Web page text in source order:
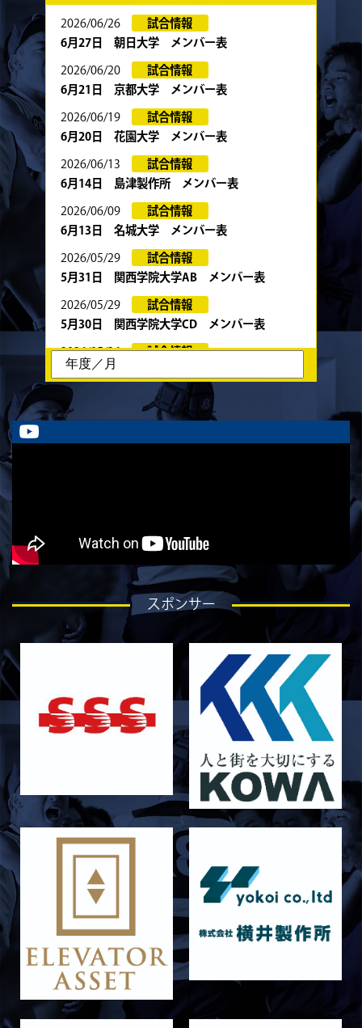
2026/06/26
試合情報
6月27日 朝日大学 メンバー表
2026/06/20
試合情報
6月21日 京都大学 メンバー表
2026/06/19
試合情報
6月20日 花園大学 メンバー表
2026/06/13
試合情報
6月14日 島津製作所 メンバー表
2026/06/09
試合情報
6月13日 名城大学 メンバー表
2026/05/29
試合情報
5月31日 関西学院大学AB メンバー表
2026/05/29
試合情報
5月30日 関西学院大学CD メンバー表
2026/05/26
試合情報
6月13日・14日の試合お知らせ
2026/05/23
試合情報
5月24日 春季トーナメント 京都産業大学
更のお知らせ
試合情報
5月9日 同志社大学戦 メンバー表
2026/05/08
5/9 京都チャレンジリーグ vs同志社大学1回生
試合情報
5月10日 龍谷大学AB メンバー表
2026/05/03
試合情報
5月9日 立命ラグビー祭 メンバー表
試合情報
5月4日 定期戦 中央大学 メンバー表
2026/05/02
試合情報
5月3日 筑波大学 メンバー表
2026/04/25
試合情報
4月26日 亀岡ラグビー祭 同志社大学
2026/04/11
試合情報
4月12日 天理大学AB メンバー表
2025/12/12
試合情報
12月13日 大阪体育大学 メンバー表
2025/11/29
試合情報
スポンサー